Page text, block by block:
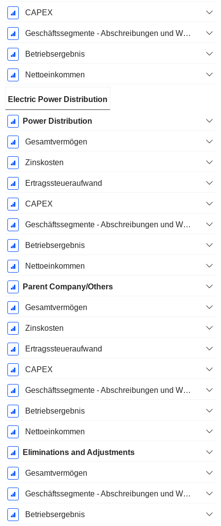
CAPEX
Geschäftssegmente - Abschreibungen und Wertminderungen
Betriebsergebnis
Nettoeinkommen
Electric Power Distribution
Power Distribution
Gesamtvermögen
Zinskosten
Ertragssteueraufwand
CAPEX
Geschäftssegmente - Abschreibungen und Wertminderungen
Betriebsergebnis
Nettoeinkommen
Parent Company/Others
Gesamtvermögen
Zinskosten
Ertragssteueraufwand
CAPEX
Geschäftssegmente - Abschreibungen und Wertminderungen
Betriebsergebnis
Nettoeinkommen
Eliminations and Adjustments
Gesamtvermögen
Geschäftssegmente - Abschreibungen und Wertminderungen
Betriebsergebnis